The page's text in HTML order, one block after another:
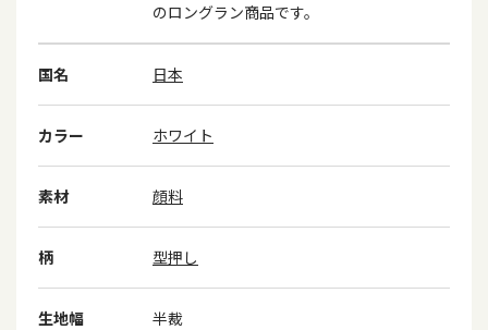
のロングラン商品です。
国名 日本
カラー ホワイト
素材 顔料
柄 型押し
生地幅 半裁